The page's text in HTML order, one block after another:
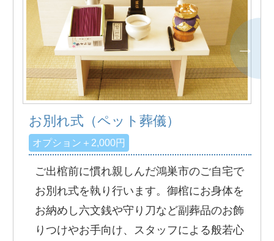
お別れ式（ペット葬儀）
オプション＋2,000円
ご出棺前に慣れ親しんだ鴻巣市のご自宅で
お別れ式を執り行います。御棺にお身体を
お納めし六文銭や守り刀など副葬品のお飾
りつけやお手向け、スタッフによる般若心